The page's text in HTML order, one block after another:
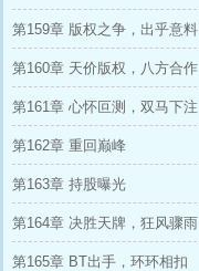
第159章 版权之争，出乎意料
第160章 天价版权，八方合作
第161章 心怀叵测，双马下注
第162章 重回巅峰
第163章 持股曝光
第164章 决胜天牌，狂风骤雨
第165章 BT出手，环环相扣